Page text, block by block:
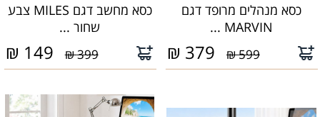
כסא מנהלים מרופד דגם
MARVIN ...
599 ₪
379
₪
כסא מחשב דגם MILES צבע
שחור ...
399 ₪
149
₪